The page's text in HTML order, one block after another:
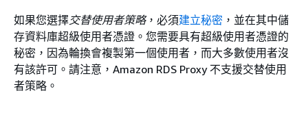
如果您選擇交替使用者策略，必須建立秘密 ，並在其中儲
存資料庫超級使用者憑證。您需要具有超級使用者憑證的
秘密，因為輪換會複製第一個使用者，而大多數使用者沒
有該許可。請注意，Amazon RDS Proxy 不支援交替使用
者策略。